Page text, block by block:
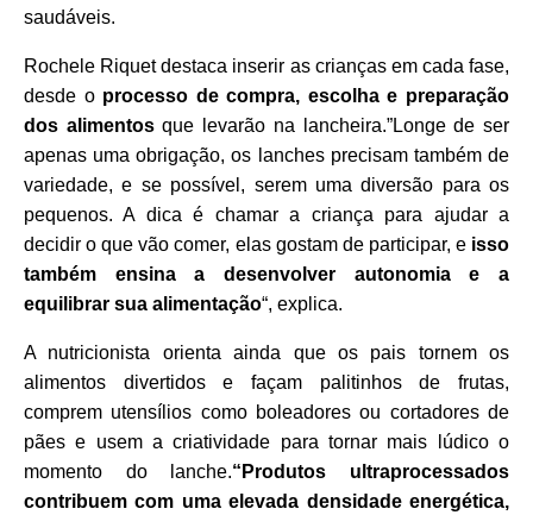
saudáveis.
Rochele Riquet destaca inserir as crianças em cada fase,
desde o processo de compra, escolha e preparação
dos alimentosque levarão na lancheira.”Longe de ser
apenas uma obrigação, os lanches precisam também de
variedade, e se possível, serem uma diversão para os
pequenos. A dica é chamar a criança para ajudar a
decidir o que vão comer, elas gostam de participar, e isso
também ensina a desenvolver autonomia e a
equilibrar sua alimentação“, explica.
A nutricionista orienta ainda que os pais tornem os
alimentos divertidos e façam palitinhos de frutas,
comprem utensílios como boleadores ou cortadores de
pães e usem a criatividade para tornar mais lúdico o
momento do lanche.“Produtos ultraprocessados
contribuem com uma elevada densidade energética,